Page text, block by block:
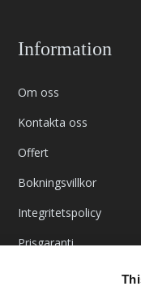
Information
Om oss
Kontakta oss
Offert
Bokningsvillkor
Integritetspolicy
Prisgaranti